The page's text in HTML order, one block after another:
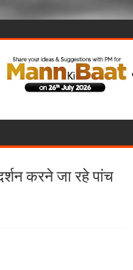
करने जा रहे पांच